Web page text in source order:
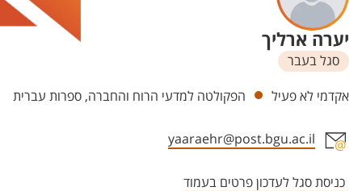
יערה ארליך
סגל בעבר
יחידות
אקדמי לא פעיל הפקולטה למדעי הרוח והחברה, ספרות עברית
yaaraehr@post.bgu.ac.il
כניסת סגל לעדכון פרטים בעמוד